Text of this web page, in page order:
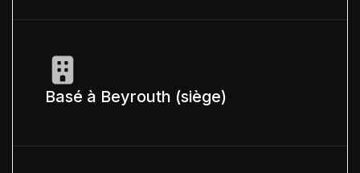
Basé à Beyrouth (siège)